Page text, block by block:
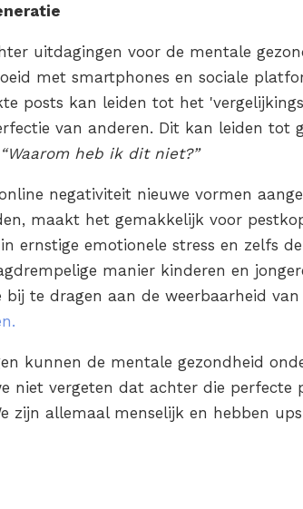
uitdagingen voor de mentale
met smartphones en sociale
posts kan leiden tot het
van anderen. Dit kan leiden tot
“Waarom heb ik dit niet?”
negativiteit nieuwe vormen
maakt het gemakkelijk voor
ernstige emotionele stress en zelfs
manier kinderen en
te dragen aan de weerbaarheid
kunnen de mentale gezondheid
niet vergeten dat achter die perfecte
zijn allemaal menselijk en hebben